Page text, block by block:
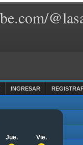
INGRESAR